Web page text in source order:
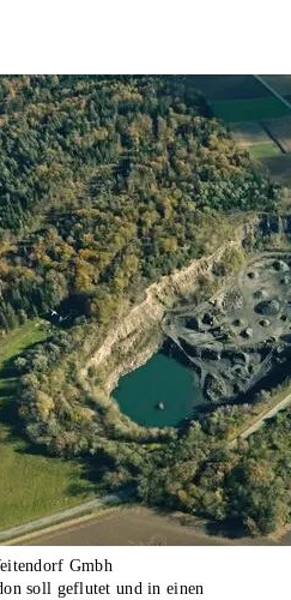
Gmbh
soll geflutet und in einen